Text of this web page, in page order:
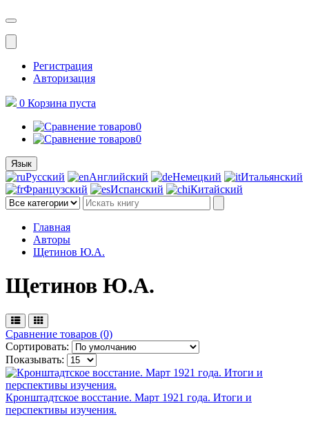
Меню
Регистрация
Авторизация
0 Корзина пуста
0
0
Язык
Русский Английский Немецкий
Итальянский
Французский
Испанский Китайский
Главная
Авторы
Щетинов Ю.А.
Щетинов Ю.А.
Сравнение товаров (0)
Сортировать:
Показывать:
Кронштадтское восстание. Март 1921 года. Итоги и
перспективы изучения.